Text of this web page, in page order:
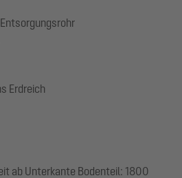
Erdreich
ab Unterkante Bodenteil: 1800